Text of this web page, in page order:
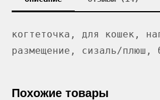
когтеточка, для кошек,
размещение, сизаль/плюш,
Похожие товары